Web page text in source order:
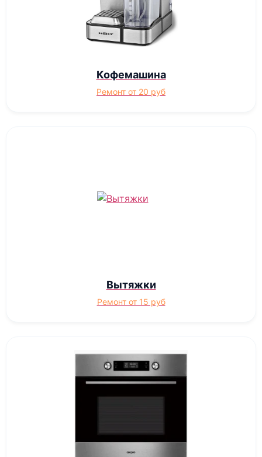
Кофемашина
Ремонт от 20 руб
Вытяжки
Ремонт от 15 руб